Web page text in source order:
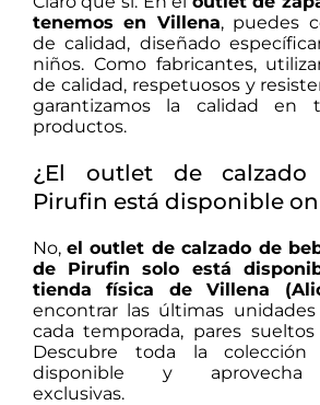
tenemos en Villena, puedes
de calidad, diseñado
niños. Como fabricantes,
de calidad, respetuosos y
garantizamos la calidad en
productos.
¿El outlet de
Pirufin está disponible
No,el outlet de calzado de
de Pirufin solo está
tienda física de Villena
encontrar las últimas
cada temporada, pares
Descubre toda la
disponible y aprovecha
exclusivas.